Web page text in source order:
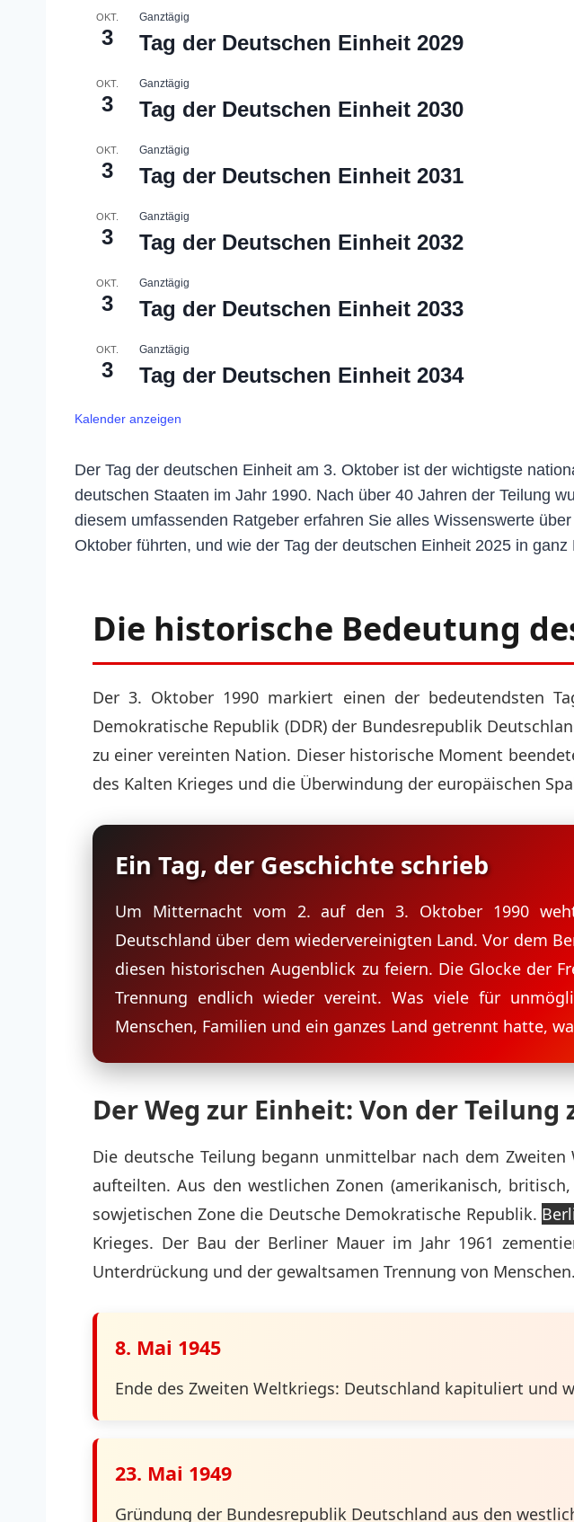
OKT.
3
Ganztägig
Tag der Deutschen Einheit 2029
OKT.
3
Ganztägig
Tag der Deutschen Einheit 2030
OKT.
3
Ganztägig
Tag der Deutschen Einheit 2031
OKT.
3
Ganztägig
Tag der Deutschen Einheit 2032
OKT.
3
Ganztägig
Tag der Deutschen Einheit 2033
OKT.
3
Ganztägig
Tag der Deutschen Einheit 2034
Kalender anzeigen
Der Tag der deutschen Einheit am 3. Oktober ist der wichtigste
deutschen Staaten im Jahr 1990. Nach über 40 Jahren der Teilung
diesem umfassenden Ratgeber erfahren Sie alles Wissenswerte
Oktober führten, und wie der Tag der deutschen Einheit 2025 in
Die historische Bedeutung
Der 3. Oktober 1990 markiert einen der bedeutendsten
Demokratische Republik (DDR) der Bundesrepublik
zu einer vereinten Nation. Dieser historische Moment
des Kalten Krieges und die Überwindung der europäischen
Ein Tag, der Geschichte schrieb
Um Mitternacht vom 2. auf den 3. Oktober 1990
Deutschland über dem wiedervereinigten Land. Vor dem
diesen historischen Augenblick zu feiern. Die Glocke der
Trennung endlich wieder vereint. Was viele für
Menschen, Familien und ein ganzes Land getrennt hatte,
Der Weg zur Einheit: Von der
Die deutsche Teilung begann unmittelbar nach dem
aufteilten. Aus den westlichen Zonen (amerikanisch,
sowjetischen Zone die Deutsche Demokratische Republik.
Krieges. Der Bau der Berliner Mauer im Jahr 1961
Unterdrückung und der gewaltsamen Trennung von Menschen.
8. Mai 1945
Ende des Zweiten Weltkriegs: Deutschland kapituliert und
23. Mai 1949
Gründung der Bundesrepublik Deutschland aus den